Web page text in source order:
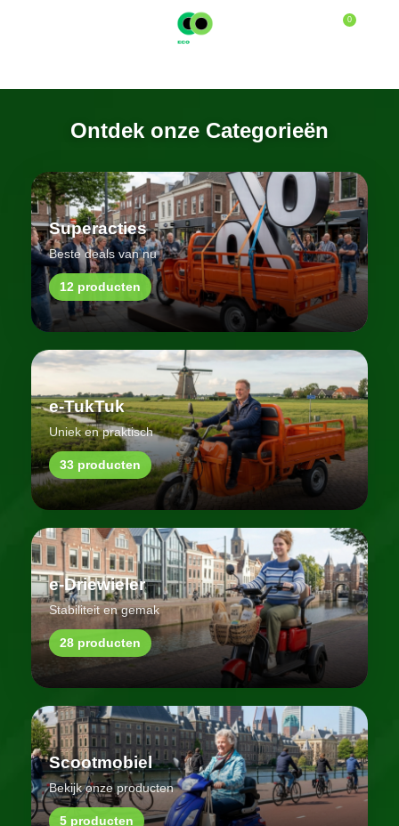
0
Ontdek onze Categorieën
Superacties
Beste deals van nu
12 producten
e-TukTuk
Uniek en praktisch
33 producten
e-Driewieler
Stabiliteit en gemak
28 producten
Scootmobiel
Bekijk onze producten
5 producten